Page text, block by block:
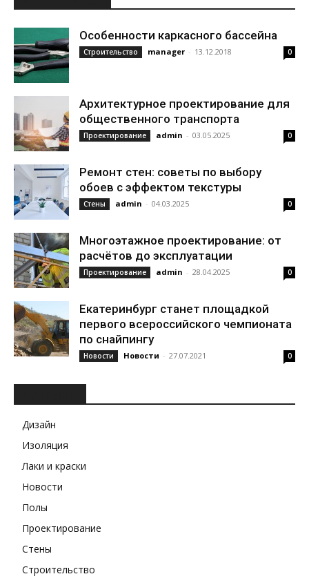
Особенности каркасного бассейна
Строительство manager - 13.12.2018 0
Архитектурное проектирование для
общественного транспорта
Проектирование admin - 03.05.2025 0
Ремонт стен: советы по выбору
обоев с эффектом текстуры
Стены admin - 04.03.2025 0
Многоэтажное проектирование: от
расчётов до эксплуатации
Проектирование admin - 28.04.2025 0
Екатеринбург станет площадкой
первого всероссийского чемпионата
по снайпингу
Новости Новости - 27.07.2021 0
Дизайн
Изоляция
Лаки и краски
Новости
Полы
Проектирование
Стены
Строительство